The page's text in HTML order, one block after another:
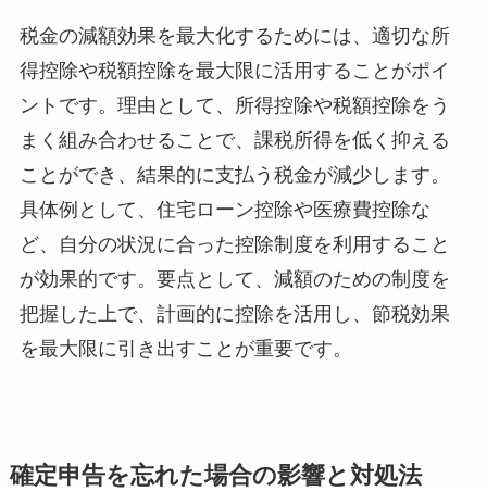
税金の減額効果を最大化するためには、適切な所
得控除や税額控除を最大限に活用することがポイ
ントです。理由として、所得控除や税額控除をう
まく組み合わせることで、課税所得を低く抑える
ことができ、結果的に支払う税金が減少します。
具体例として、住宅ローン控除や医療費控除な
ど、自分の状況に合った控除制度を利用すること
が効果的です。要点として、減額のための制度を
把握した上で、計画的に控除を活用し、節税効果
を最大限に引き出すことが重要です。
確定申告を忘れた場合の影響と対処法